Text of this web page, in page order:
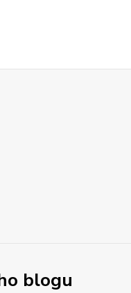
blogu